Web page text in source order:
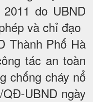
do UBND
và chỉ đạo
Thành Phố Hà
tác an toàn
chống cháy nổ
UBND ngày